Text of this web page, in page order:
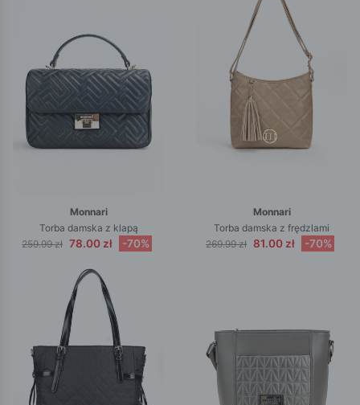
Monnari
Torba damska z klapą
259.99 zł 78.00 zł -70%
Monnari
Torba damska z frędzlami
269.99 zł 81.00 zł -70%